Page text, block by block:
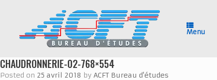
Menu
CHAUDRONNERIE-02-768×554
Posted on 25 avril 2018 by ACFT Bureau d'études